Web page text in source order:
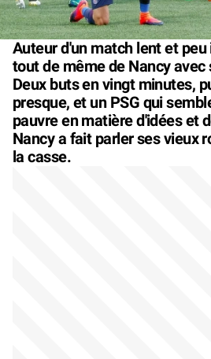
Auteur d'un match lent et
tout de même de Nancy
Deux buts en vingt minutes,
presque, et un PSG qui
pauvre en matière d'idées et
Nancy a fait parler ses vieux
la casse.